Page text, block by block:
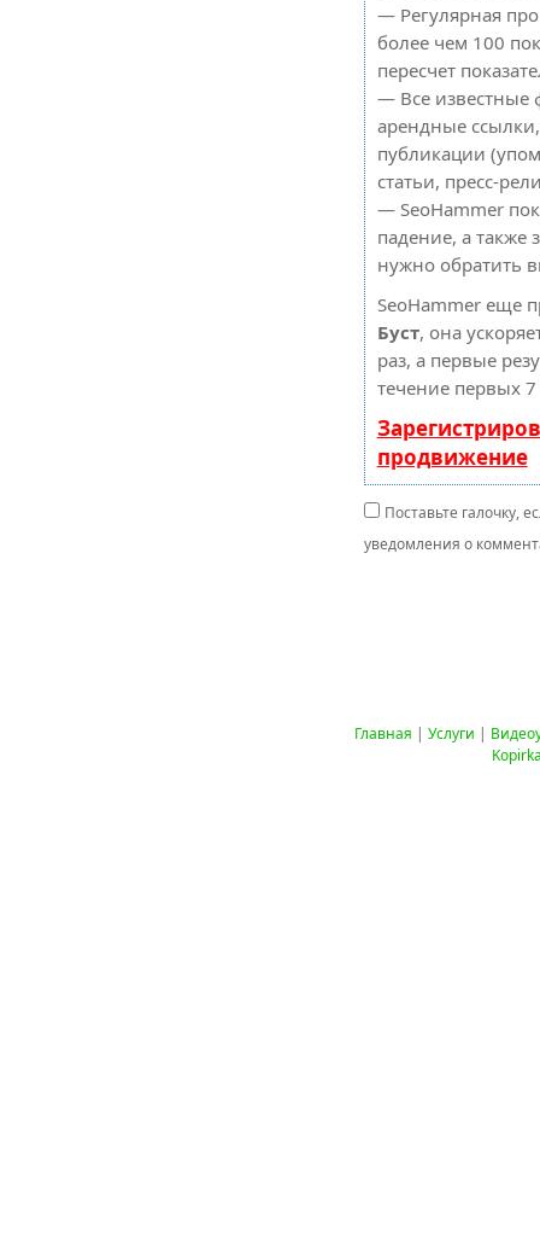
— Регулярная
более чем 100
пересчет
— Все известные
арендные
публикации
статьи, пресс-
— SeoHammer
падение, а также
нужно обратить
SeoHammer еще
Буст, она
раз, а первые
течение первых
продвижение
Поставьте галочку,
уведомления о
Главная | Услуги |